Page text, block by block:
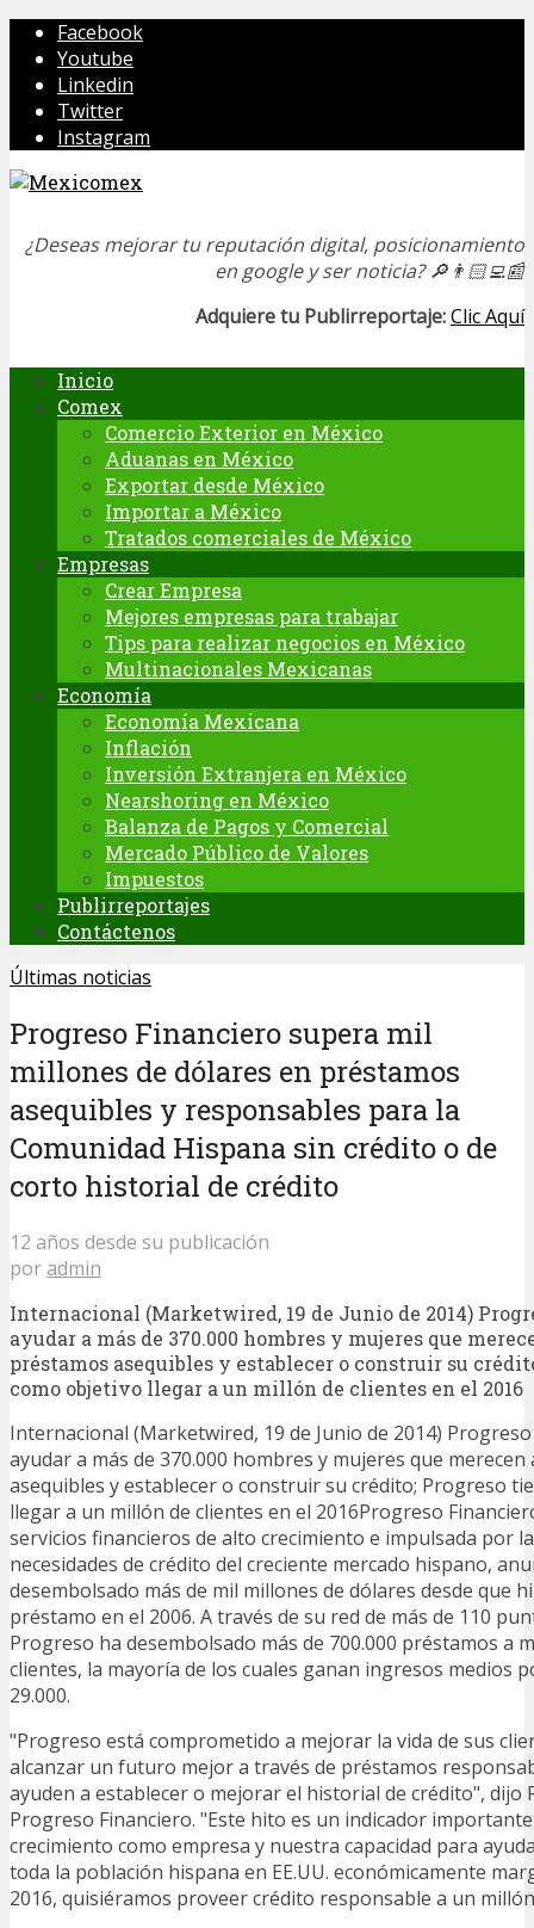
Facebook
Youtube
Linkedin
Twitter
Instagram
¿Deseas mejorar tu reputación digital, posicionamiento
en google y ser noticia?🔎👨🏻‍💻📰
Adquiere tu Publirreportaje:Clic Aquí
Inicio
Comex
Comercio Exterior en México
Aduanas en México
Exportar desde México
Importar a México
Tratados comerciales de México
Empresas
Crear Empresa
Mejores empresas para trabajar
Tips para realizar negocios en México
Multinacionales Mexicanas
Economía
Economía Mexicana
Inflación
Inversión Extranjera en México
Nearshoring en México
Balanza de Pagos y Comercial
Mercado Público de Valores
Impuestos
Publirreportajes
Contáctenos
Últimas noticias
Progreso Financiero supera mil
millones de dólares en préstamos
asequibles y responsables para la
Comunidad Hispana sin crédito o de
corto historial de crédito
12 años desde su publicación
poradmin
Internacional (Marketwired, 19 de Junio de 2014)
ayudar a más de 370.000 hombres y mujeres que
préstamos asequibles y establecer o construir su
como objetivo llegar a un millón de clientes en el 2016
Internacional (Marketwired, 19 de Junio de 2014)
ayudar a más de 370.000 hombres y mujeres que
asequibles y establecer o construir su crédito; Progreso
llegar a un millón de clientes en el 2016Progreso
servicios financieros de alto crecimiento e impulsada por
necesidades de crédito del creciente mercado hispano,
desembolsado más de mil millones de dólares desde que
préstamo en el 2006. A través de su red de más de 110
Progreso ha desembolsado más de 700.000 préstamos a
clientes, la mayoría de los cuales ganan ingresos medios
29.000.
"Progreso está comprometido a mejorar la vida de sus
alcanzar un futuro mejor a través de préstamos
ayuden a establecer o mejorar el historial de crédito", dijo
Progreso Financiero. "Este hito es un indicador
crecimiento como empresa y nuestra capacidad para
toda la población hispana en EE.UU. económicamente
2016, quisiéramos proveer crédito responsable a un